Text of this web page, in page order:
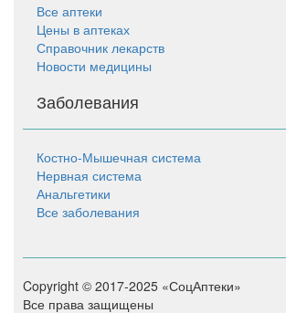
Все аптеки
Цены в аптеках
Справочник лекарств
Новости медицины
Заболевания
Костно-Мышечная система
Нервная система
Анальгетики
Все заболевания
Copyright © 2017-2025 «СоцАптеки»
Все права защищены